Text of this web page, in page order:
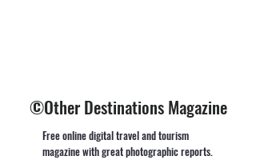
©Other Destinations Magazine
Free online digital travel and tourism
magazine with great photographic reports.